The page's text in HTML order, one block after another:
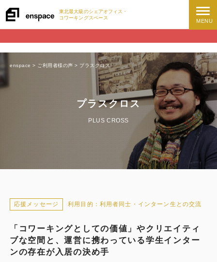
東北最大級のシェアオフィス・
コワーキングスペース
MENU
enspace>ご利用者様の声>プラスクロス
プラスクロス
PLUS CROSS
応援メッセージ 利用目的：利用者同士・インターン生との交流
「コワーキングとしての価値」やクリエイティ
ブな空間と、運営に携わっている学生インター
ンの存在が入居の決め手